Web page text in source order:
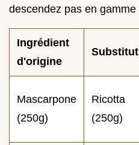
descendez pas en gamme
Ingrédient
d'origine
Substitut
Mascarpone
(250g)
Ricotta
(250g)